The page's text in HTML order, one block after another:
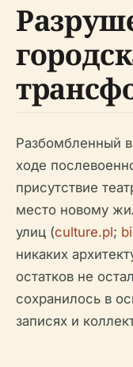
Разбомбленный
ходе
присутствие
место новому
улиц (culture.pl;
никаких
остатков не
сохранилось в
записях и